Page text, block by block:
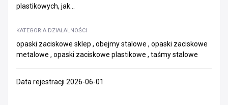
plastikowych, jak...
KATEGORIA DZIAŁALNOŚCI
opaski zaciskowe sklep , obejmy stalowe , opaski zaciskowe
metalowe , opaski zaciskowe plastikowe , taśmy stalowe
Data rejestracji 2026-06-01